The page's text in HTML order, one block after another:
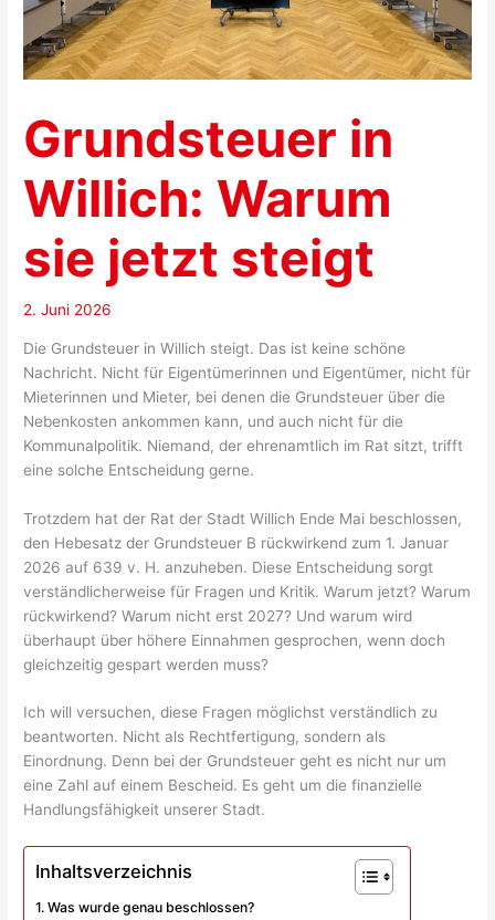
Grundsteuer in
Willich: Warum
sie jetzt steigt
2. Juni 2026
Die Grundsteuer in Willich steigt. Das ist keine schöne
Nachricht. Nicht für Eigentümerinnen und Eigentümer, nicht für
Mieterinnen und Mieter, bei denen die Grundsteuer über die
Nebenkosten ankommen kann, und auch nicht für die
Kommunalpolitik. Niemand, der ehrenamtlich im Rat sitzt, trifft
eine solche Entscheidung gerne.
Trotzdem hat der Rat der Stadt Willich Ende Mai beschlossen,
den Hebesatz der Grundsteuer B rückwirkend zum 1. Januar
2026 auf 639 v. H. anzuheben. Diese Entscheidung sorgt
verständlicherweise für Fragen und Kritik. Warum jetzt? Warum
rückwirkend? Warum nicht erst 2027? Und warum wird
überhaupt über höhere Einnahmen gesprochen, wenn doch
gleichzeitig gespart werden muss?
Ich will versuchen, diese Fragen möglichst verständlich zu
beantworten. Nicht als Rechtfertigung, sondern als
Einordnung. Denn bei der Grundsteuer geht es nicht nur um
eine Zahl auf einem Bescheid. Es geht um die finanzielle
Handlungsfähigkeit unserer Stadt.
Inhaltsverzeichnis
Was wurde genau beschlossen?